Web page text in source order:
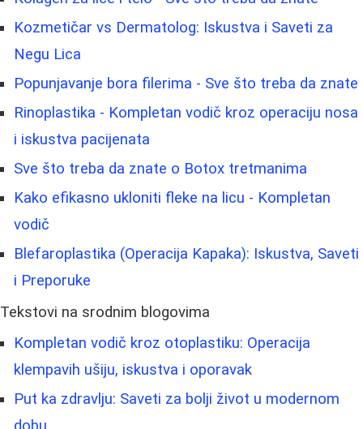
Kozmetičar vs Dermatolog: Iskustva i Saveti za
Negu Lica
Popunjavanje bora filerima - Sve što treba da znate
Rinoplastika - Kompletan vodič kroz operaciju nosa
i iskustva pacijenata
Sve što treba da znate o Botox tretmanima
Kako efikasno ukloniti fleke na licu - Kompletan
vodič
Blefaroplastika (Operacija Kapaka): Iskustva, Saveti
i Preporuke
Tekstovi na srodnim blogovima
Kompletan vodič kroz otoplastiku: Operacija
klempavih ušiju, iskustva i oporavak
Put ka zdravlju: Saveti za bolji život u modernom